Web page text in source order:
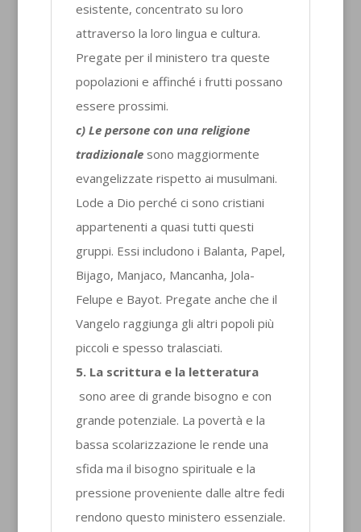
esistente, concentrato su loro
attraverso la loro lingua e cultura.
Pregate per il ministero tra queste
popolazioni e affinché i frutti possano
essere prossimi.
c) Le persone con una religione
tradizionale sono maggiormente
evangelizzate rispetto ai musulmani.
Lode a Dio perché ci sono cristiani
appartenenti a quasi tutti questi
gruppi. Essi includono i Balanta, Papel,
Bijago, Manjaco, Mancanha, Jola-
Felupe e Bayot. Pregate anche che il
Vangelo raggiunga gli altri popoli più
piccoli e spesso tralasciati.
5. La scrittura e la letteratura
sono aree di grande bisogno e con
grande potenziale. La povertà e la
bassa scolarizzazione le rende una
sfida ma il bisogno spirituale e la
pressione proveniente dalle altre fedi
rendono questo ministero essenziale.